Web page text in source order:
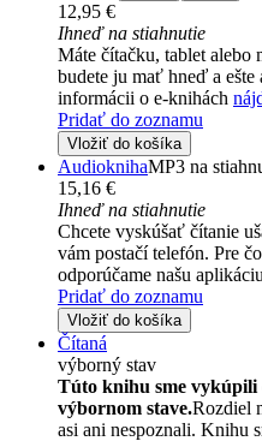
12,95 €
Ihneď na stiahnutie
Máte čítačku, tablet alebo
budete ju mať hneď a
informácii o e-knihách
Pridať do zoznamu
Vložiť do košíka
AudioknihaMP3 na
15,16 €
Ihneď na stiahnutie
Chcete vyskúšať čítanie
vám postačí telefón. Pre
odporúčame našu
Pridať do zoznamu
Vložiť do košíka
Čítaná
výborný stav
Túto knihu sme vykúpili
výbornom stave.Rozdiel
asi ani nespoznali. Knihu